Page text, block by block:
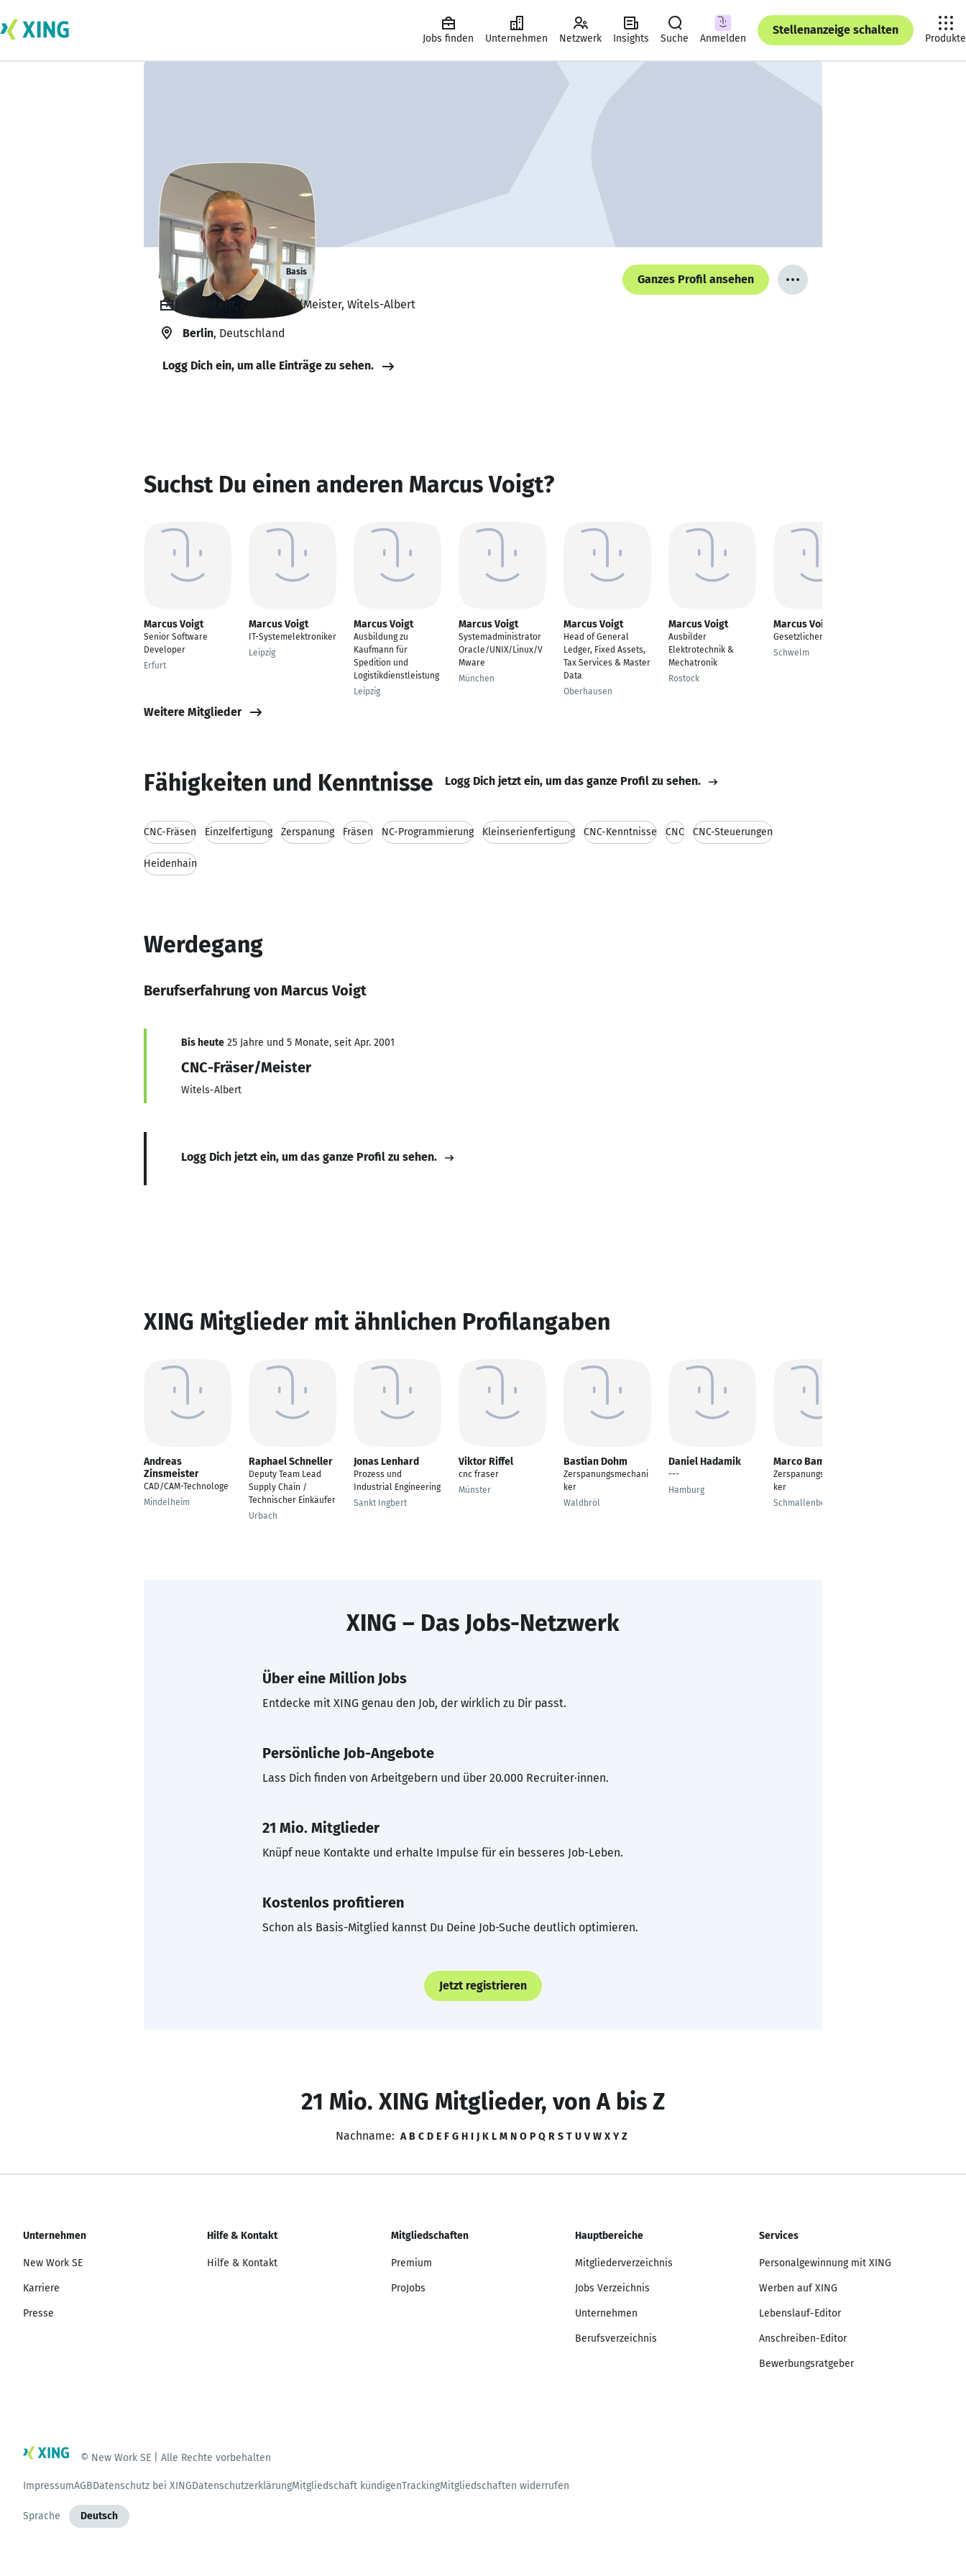
Jobs finden Unternehmen Netzwerk Insights Suche Anmelden
Stellenanzeige schalten
Produkte
Marcus Voigt Basis
Ganzes Profil ansehen
Angestellt, CNC-Fräser/Meister, Witels-Albert
Berlin, Deutschland
Logg Dich ein, um alle Einträge zu sehen.
Suchst Du einen anderen Marcus Voigt?
Marcus Voigt
Senior Software
Developer
Erfurt
Marcus Voigt
IT-Systemelektroniker
Leipzig
Marcus Voigt
Ausbildung zu
Kaufmann für
Spedition und
Logistikdienstleistung
Leipzig
Marcus Voigt
Systemadministrator
Oracle/UNIX/Linux/V
Mware
München
Marcus Voigt
Head of General
Ledger, Fixed Assets,
Tax Services & Master
Data
Oberhausen
Marcus Voigt
Ausbilder
Elektrotechnik &
Mechatronik
Rostock
Marcus Voigt
Gesetzlicher Betreuer
Schwelm
Weitere Mitglieder
Fähigkeiten und Kenntnisse Logg Dich jetzt ein, um das ganze Profil zu sehen.
CNC-Fräsen Einzelfertigung Zerspanung Fräsen NC-Programmierung Kleinserienfertigung CNC-Kenntnisse CNC CNC-Steuerungen
Heidenhain
Werdegang
Berufserfahrung von Marcus Voigt
Bis heute 25 Jahre und 5 Monate, seit Apr. 2001
CNC-Fräser/Meister
Witels-Albert
Logg Dich jetzt ein, um das ganze Profil zu sehen.
XING Mitglieder mit ähnlichen Profilangaben
Andreas
Zinsmeister
CAD/CAM-Technologe
Mindelheim
Raphael Schneller
Deputy Team Lead
Supply Chain /
Technischer Einkäufer
Urbach
Jonas Lenhard
Prozess und
Industrial Engineering
Sankt Ingbert
Viktor Riffel
cnc fraser
Münster
Bastian Dohm
Zerspanungsmechani
ker
Waldbröl
Daniel Hadamik
---
Hamburg
Marco Bamfaste
Zerspanungsmechani
ker
Schmallenberg
XING – Das Jobs-Netzwerk
Über eine Million Jobs
Entdecke mit XING genau den Job, der wirklich zu Dir passt.
Persönliche Job-Angebote
Lass Dich finden von Arbeitgebern und über 20.000 Recruiter·innen.
21 Mio. Mitglieder
Knüpf neue Kontakte und erhalte Impulse für ein besseres Job-Leben.
Kostenlos profitieren
Schon als Basis-Mitglied kannst Du Deine Job-Suche deutlich optimieren.
Jetzt registrieren
21 Mio. XING Mitglieder, von A bis Z
Nachname: A B C D E F G H I J K L M N O P Q R S T U V W X Y Z
Unternehmen
New Work SE
Karriere
Presse
Hilfe & Kontakt
Hilfe & Kontakt
Mitgliedschaften
Premium
ProJobs
Hauptbereiche
Mitgliederverzeichnis
Jobs Verzeichnis
Unternehmen
Berufsverzeichnis
Services
Personalgewinnung mit XING
Werben auf XING
Lebenslauf-Editor
Anschreiben-Editor
Bewerbungsratgeber
© New Work SE | Alle Rechte vorbehalten
ImpressumAGBDatenschutz bei XINGDatenschutzerklärungMitgliedschaft kündigenTrackingMitgliedschaften widerrufen
Sprache Deutsch